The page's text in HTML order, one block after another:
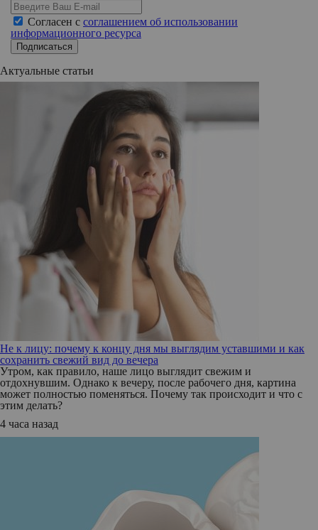
Согласен с соглашением об использовании
информационного ресурса
Подписаться
Актуальные статьи
Не к лицу: почему к концу дня мы выглядим уставшими и как
сохранить свежий вид до вечера
Утром, как правило, наше лицо выглядит свежим и
отдохнувшим. Однако к вечеру, после рабочего дня, картина
может полностью поменяться. Почему так происходит и что с
этим делать?
4 часа назад